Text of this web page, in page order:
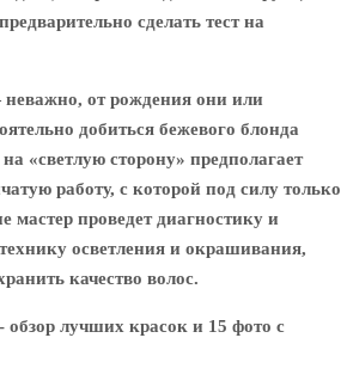
сделать тест на
от рождения они или
добиться бежевого блонда
«светлую сторону» предполагает
работу, с которой под силу только
мастер проведет диагностику и
осветления и окрашивания,
качество волос.